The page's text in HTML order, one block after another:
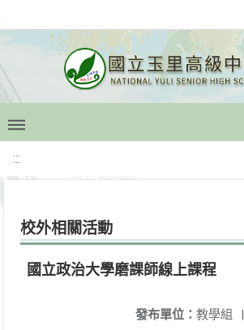
:::
校外相關活動
國立政治大學磨課師線上課程
發布單位： 教學組 |